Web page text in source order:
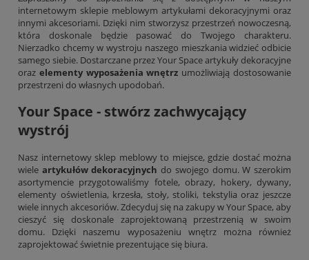
internetowym sklepie meblowym artykułami dekoracyjnymi oraz
innymi akcesoriami. Dzięki nim stworzysz przestrzeń nowoczesną,
która doskonale będzie pasować do Twojego charakteru.
Nierzadko chcemy w wystroju naszego mieszkania widzieć odbicie
samego siebie. Dostarczane przez Your Space artykuły dekoracyjne
oraz elementy wyposażenia wnętrz umożliwiają dostosowanie
przestrzeni do własnych upodobań.
Your Space - stwórz zachwycający
wystrój
Nasz internetowy sklep meblowy to miejsce, gdzie dostać można
wiele artykułów dekoracyjnych do swojego domu. W szerokim
asortymencie przygotowaliśmy fotele, obrazy, hokery, dywany,
elementy oświetlenia, krzesła, stoły, stoliki, tekstylia oraz jeszcze
wiele innych akcesoriów. Zdecyduj się na zakupy w Your Space, aby
cieszyć się doskonale zaprojektowaną przestrzenią w swoim
domu. Dzięki naszemu wyposażeniu wnętrz można również
zaprojektować świetnie prezentujące się biura.